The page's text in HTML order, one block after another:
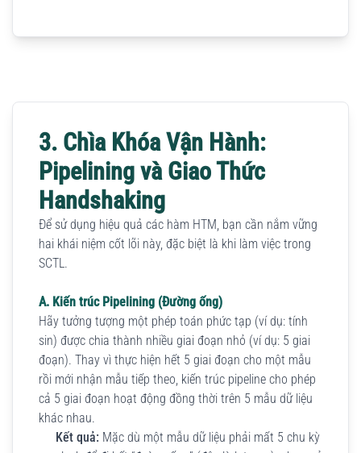
3. Chìa Khóa Vận Hành:
Pipelining và Giao Thức
Handshaking
Để sử dụng hiệu quả các hàm HTM, bạn cần nắm vững
hai khái niệm cốt lõi này, đặc biệt là khi làm việc trong
SCTL.
A. Kiến trúc Pipelining (Đường ống)
Hãy tưởng tượng một phép toán phức tạp (ví dụ: tính
sin) được chia thành nhiều giai đoạn nhỏ (ví dụ: 5 giai
đoạn). Thay vì thực hiện hết 5 giai đoạn cho một mẫu
rồi mới nhận mẫu tiếp theo, kiến trúc pipeline cho phép
cả 5 giai đoạn hoạt động đồng thời trên 5 mẫu dữ liệu
khác nhau.
Kết quả: Mặc dù một mẫu dữ liệu phải mất 5 chu kỳ